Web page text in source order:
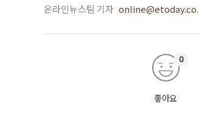
온라인뉴스팀 기자
좋아요
0